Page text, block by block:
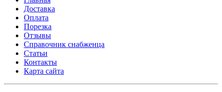
Доставка
Оплата
Порезка
Отзывы
Справочник снабженца
Статьи
Контакты
Карта сайта